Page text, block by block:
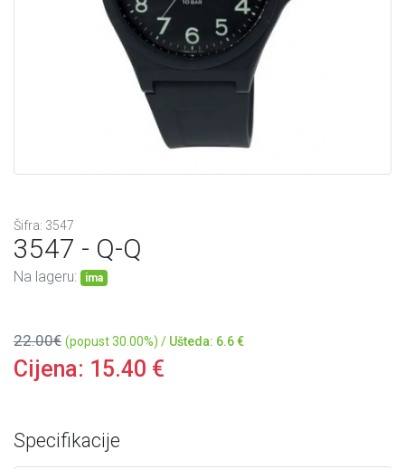
Šifra: 3547
3547 - Q-Q
Na lageru: ima
22.00€ (popust 30.00%) / Ušteda: 6.6 €
Cijena: 15.40 €
Specifikacije